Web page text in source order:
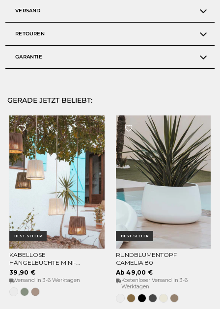
VERSAND
RETOUREN
GARANTIE
GERADE JETZT BELIEBT:
BEST-SELLER
OPTIONEN WÄHLEN
KABELLOSE
HÄNGELEUCHTE MINI-
CONTA HANG
39,90 €
Versand in 3-6 Werktagen
WeißWeiches
Grün
Taupe
Grau
BEST-SELLER
OPTIONEN WÄHLEN
RUNDBLUMENTOPF
CAMELIA 80
Ab 49,00 €
Kostenloser Versand in 3-6
Werktagen
WeissBronzeSchwarz
Anthrazit
Opak-
beige
Taupe